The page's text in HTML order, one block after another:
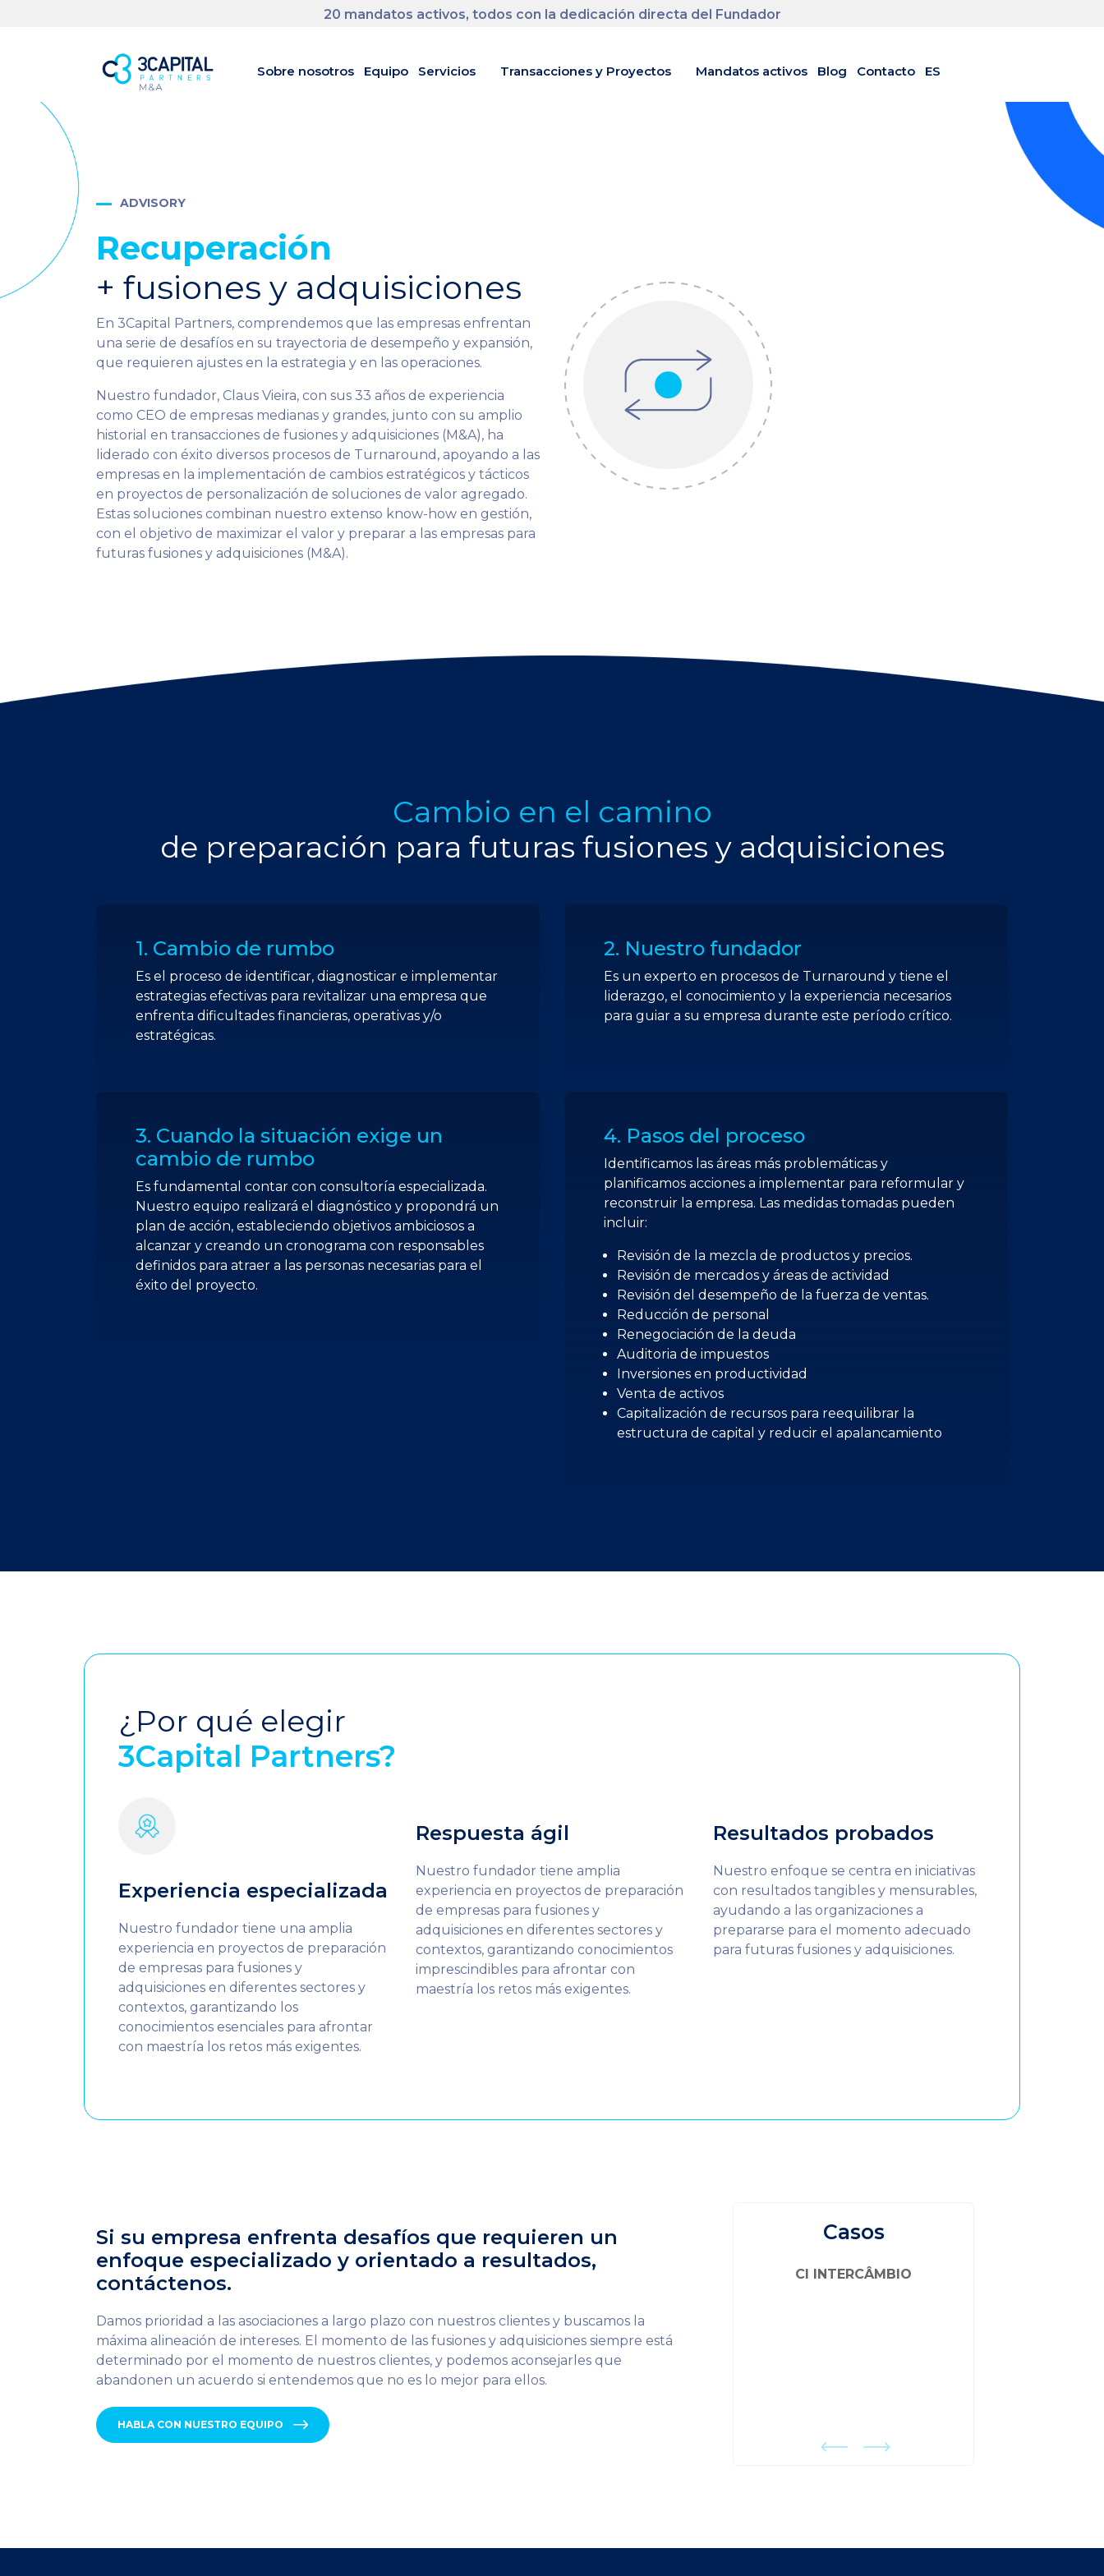
20 mandatos activos, todos con la dedicación directa del Fundador
Sobre nosotros Equipo Servicios Transacciones y Proyectos Mandatos activos Blog Contacto ES
ADVISORY
Recuperación
+ fusiones y adquisiciones
En 3Capital Partners, comprendemos que las empresas enfrentan
una serie de desafíos en su trayectoria de desempeño y expansión,
que requieren ajustes en la estrategia y en las operaciones.
Nuestro fundador, Claus Vieira, con sus 33 años de experiencia
como CEO de empresas medianas y grandes, junto con su amplio
historial en transacciones de fusiones y adquisiciones (M&A), ha
liderado con éxito diversos procesos de Turnaround, apoyando a las
empresas en la implementación de cambios estratégicos y tácticos
en proyectos de personalización de soluciones de valor agregado.
Estas soluciones combinan nuestro extenso know-how en gestión,
con el objetivo de maximizar el valor y preparar a las empresas para
futuras fusiones y adquisiciones (M&A).
Cambio en el camino
de preparación para futuras fusiones y adquisiciones
1. Cambio de rumbo
Es el proceso de identificar, diagnosticar e implementar
estrategias efectivas para revitalizar una empresa que
enfrenta dificultades financieras, operativas y/o
estratégicas.
2. Nuestro fundador
Es un experto en procesos de Turnaround y tiene el
liderazgo, el conocimiento y la experiencia necesarios
para guiar a su empresa durante este período crítico.
3. Cuando la situación exige un
cambio de rumbo
Es fundamental contar con consultoría especializada.
Nuestro equipo realizará el diagnóstico y propondrá un
plan de acción, estableciendo objetivos ambiciosos a
alcanzar y creando un cronograma con responsables
definidos para atraer a las personas necesarias para el
éxito del proyecto.
4. Pasos del proceso
Identificamos las áreas más problemáticas y
planificamos acciones a implementar para reformular y
reconstruir la empresa. Las medidas tomadas pueden
incluir:
Revisión de la mezcla de productos y precios.
Revisión de mercados y áreas de actividad
Revisión del desempeño de la fuerza de ventas.
Reducción de personal
Renegociación de la deuda
Auditoria de impuestos
Inversiones en productividad
Venta de activos
Capitalización de recursos para reequilibrar la
estructura de capital y reducir el apalancamiento
¿Por qué elegir
3Capital Partners?
Experiencia especializada
Nuestro fundador tiene una amplia
experiencia en proyectos de preparación
de empresas para fusiones y
adquisiciones en diferentes sectores y
contextos, garantizando los
conocimientos esenciales para afrontar
con maestría los retos más exigentes.
Respuesta ágil
Nuestro fundador tiene amplia
experiencia en proyectos de preparación
de empresas para fusiones y
adquisiciones en diferentes sectores y
contextos, garantizando conocimientos
imprescindibles para afrontar con
maestría los retos más exigentes.
Resultados probados
Nuestro enfoque se centra en iniciativas
con resultados tangibles y mensurables,
ayudando a las organizaciones a
prepararse para el momento adecuado
para futuras fusiones y adquisiciones.
Si su empresa enfrenta desafíos que requieren un
enfoque especializado y orientado a resultados,
contáctenos.
Damos prioridad a las asociaciones a largo plazo con nuestros clientes y buscamos la
máxima alineación de intereses. El momento de las fusiones y adquisiciones siempre está
determinado por el momento de nuestros clientes, y podemos aconsejarles que
abandonen un acuerdo si entendemos que no es lo mejor para ellos.
HABLA CON NUESTRO EQUIPO
Casos Casos
CI INTERCÂMBIO